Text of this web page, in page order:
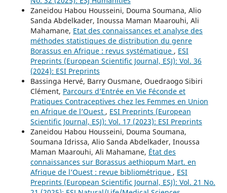
Zaneidou Habou Housseini, Douma Soumana, Alio
Sanda Abdelkader, Inoussa Maman Maarouhi, Ali
Mahamane, Etat des connaissances et analyse des
méthodes statistiques de distribution du genre
Borassus en Afrique : revus systématique , ESI
Preprints (European Scientific Journal, ESJ): Vol. 36
(2024): ESI Preprints
Bassinga Hervé, Barry Ousmane, Ouedraogo Sibiri
Clément, Parcours d’Entrée en Vie Féconde et
Pratiques Contraceptives chez les Femmes en Union
en Afrique de l’Ouest , ESI Preprints (European
Scientific Journal, ESJ): Vol. 17 (2023): ESI Preprints
Zaneidou Habou Housseini, Douma Soumana,
Soumana Idrissa, Alio Sanda Abdelkader, Inoussa
Maman Maarouhi, Ali Mahamane, État des
connaissances sur Borassus aethiopum Mart. en
Afrique de l’Ouest : revue bibliométrique , ESI
Preprints (European Scientific Journal, ESJ): Vol. 21 No.